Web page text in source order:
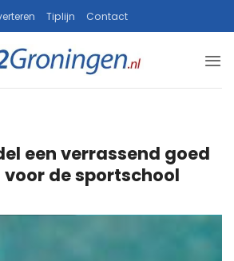
Tiplijn Contact
een verrassend goed
de sportschool